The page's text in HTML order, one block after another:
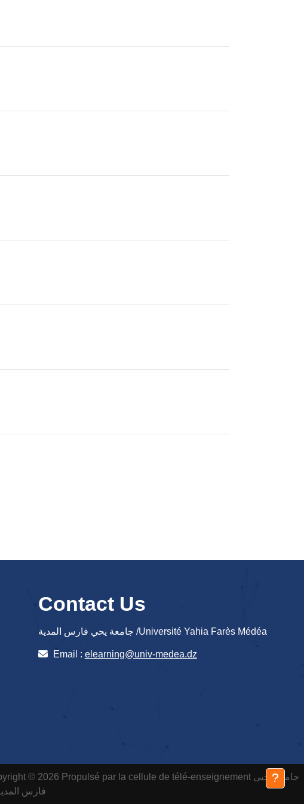
Contact Us
جامعة يحي فارس المدية /Université Yahia Farès Médéa
Email : elearning@univ-medea.dz
© 2026 Propulsé par la cellule de télé-enseignement جامعة يحيى
فارس المدية - حقوق